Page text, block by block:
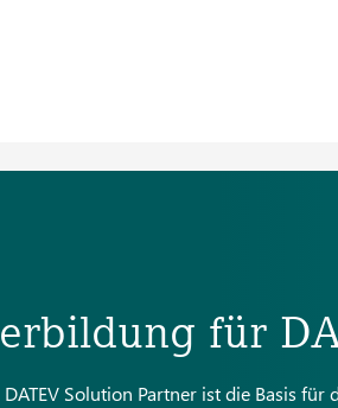
für
Solution Partner ist die Basis